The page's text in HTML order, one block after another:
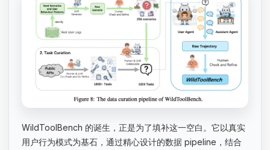
WildToolBench 的诞生，正是为了填补这一空白。它以真实
用户行为模式为基石，通过精心设计的数据 pipeline，结合